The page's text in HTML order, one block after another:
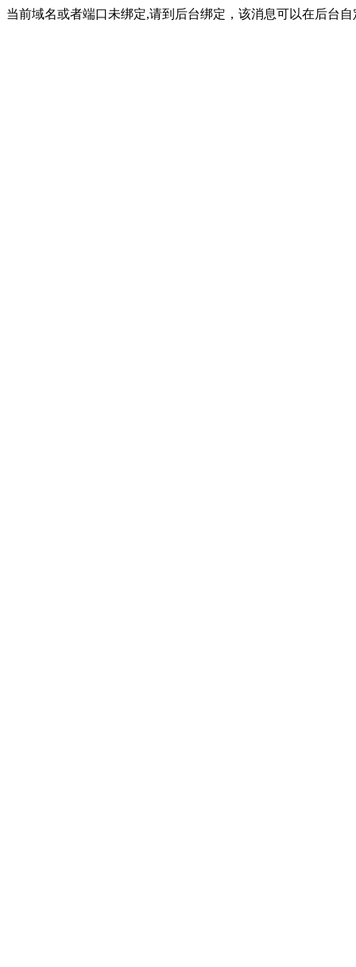
当前域名或者端口未绑定,请到后台绑定，该消息可以在后台自